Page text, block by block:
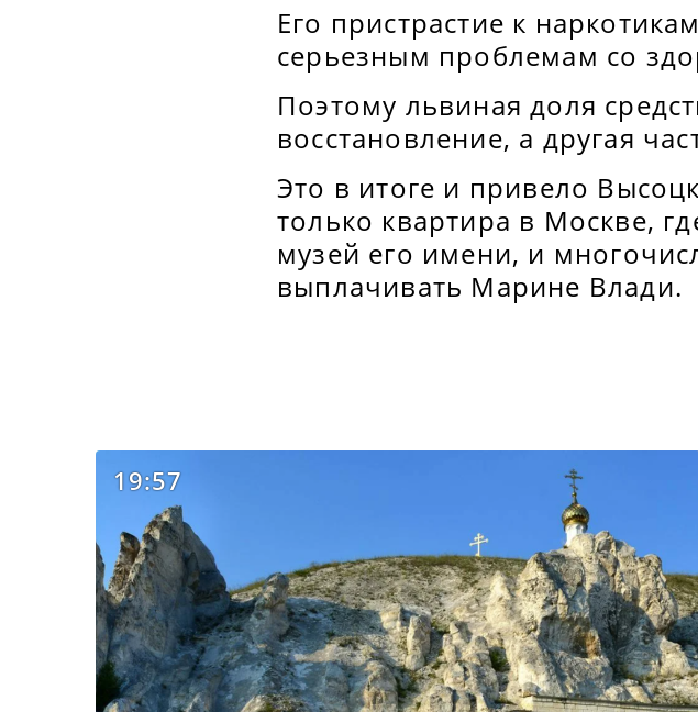
Его пристрастие к
серьезным проблемам со
Поэтому львиная доля
восстановление, а другая
Это в итоге и привело
только квартира в Москве,
музей его имени, и
выплачивать Марине Влади.
19:57